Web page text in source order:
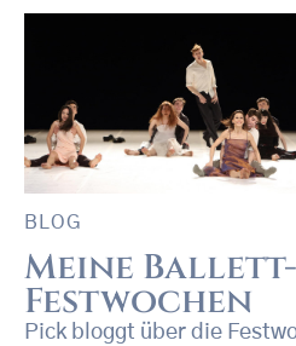
BLOG
Meine Ballett-
Festwochen
Pick bloggt über die